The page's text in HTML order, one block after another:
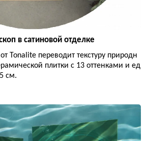
в сатиновой отделке
Tonalite переводит текстуру природн
плитки с 13 оттенками и ед
см.